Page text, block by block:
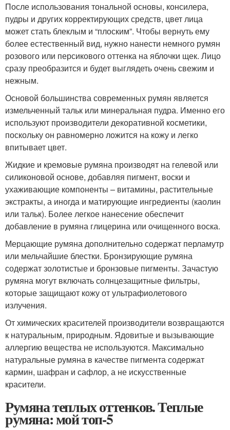
После использования тональной основы, консилера,
пудры и других корректирующих средств, цвет лица
может стать блеклым и “плоским”. Чтобы вернуть ему
более естественный вид, нужно нанести немного румян
розового или персикового оттенка на яблочки щек. Лицо
сразу преобразится и будет выглядеть очень свежим и
нежным.
Основой большинства современных румян является
измельченный тальк или минеральная пудра. Именно его
используют производители декоративной косметики,
поскольку он равномерно ложится на кожу и легко
впитывает цвет.
Жидкие и кремовые румяна производят на гелевой или
силиконовой основе, добавляя пигмент, воски и
ухаживающие компоненты – витамины, растительные
экстракты, а иногда и матирующие ингредиенты (каолин
или тальк). Более легкое нанесение обеспечит
добавление в румяна глицерина или очищенного воска.
Мерцающие румяна дополнительно содержат перламутр
или мельчайшие блестки. Бронзирующие румяна
содержат золотистые и бронзовые пигменты. Зачастую
румяна могут включать солнцезащитные фильтры,
которые защищают кожу от ультрафиолетового
излучения.
От химических красителей производители возвращаются
к натуральным, природным. Ядовитые и вызывающие
аллергию вещества не используются. Максимально
натуральные румяна в качестве пигмента содержат
кармин, шафран и сафлор, а не искусственные
красители.
Румяна теплых оттенков. Теплые
румяна: мой топ-5